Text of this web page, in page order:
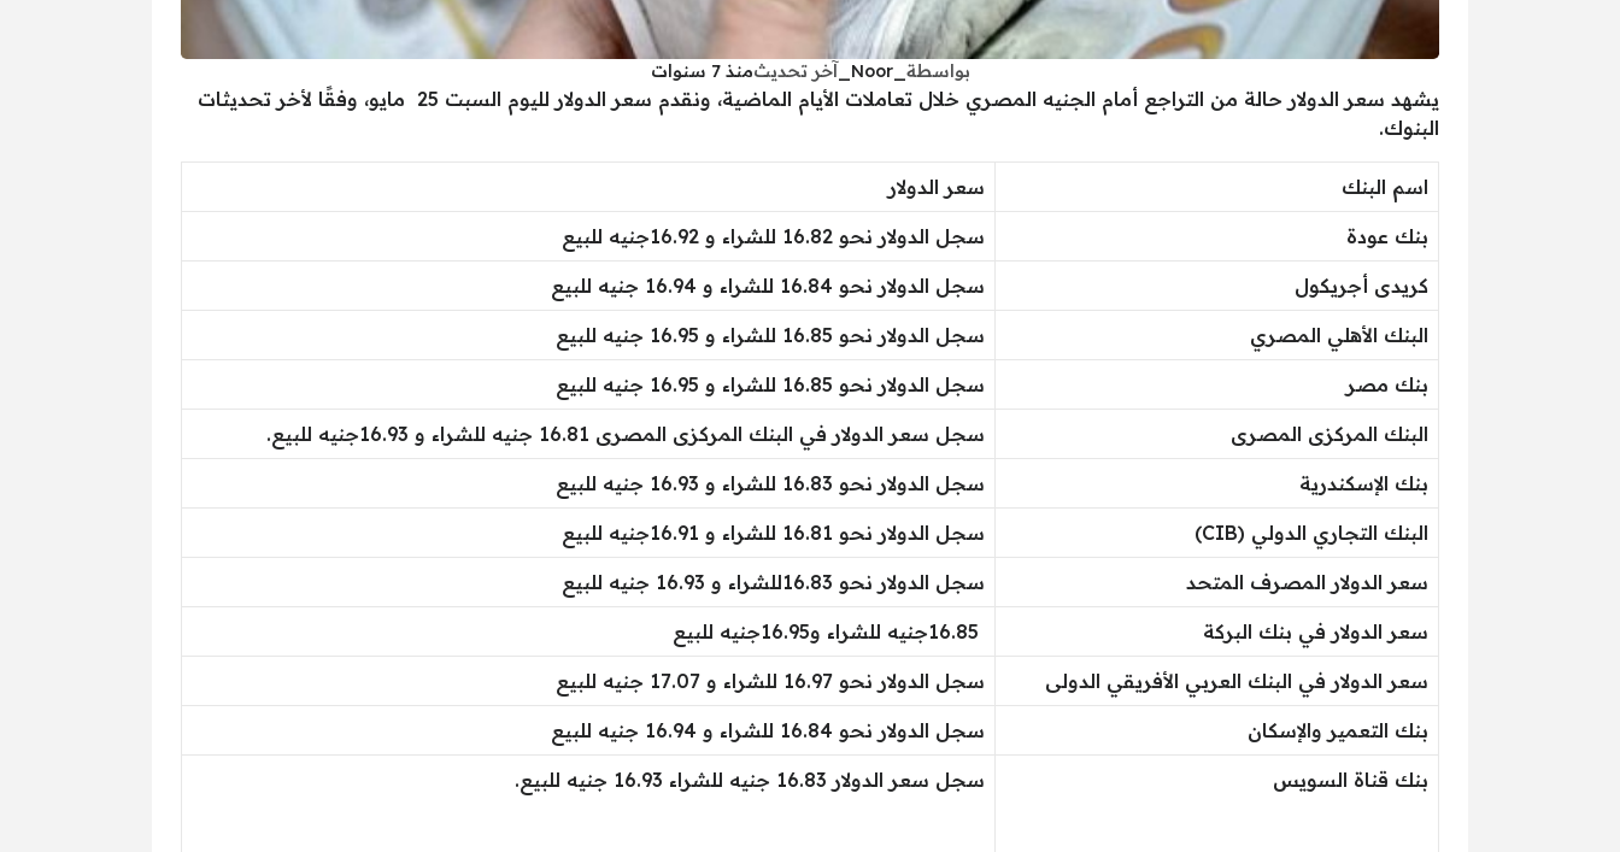
بواسطة _Noor_ آخر تحديثمنذ 7 سنوات
يشهد سعر الدولار حالة من التراجع أمام الجنيه المصري خلال تعاملات الأيام الماضية، ونقدم سعر الدولار لليوم السبت 25 مايو، وفقًا لأخر تحديثات
البنوك.
اسم البنك سعر الدولار
بنك عودة سجل الدولار نحو 16.82 للشراء و 16.92جنيه للبيع
كريدى أجريكول سجل الدولار نحو 16.84 للشراء و 16.94 جنيه للبيع
البنك الأهلي المصري سجل الدولار نحو 16.85 للشراء و 16.95 جنيه للبيع
بنك مصر سجل الدولار نحو 16.85 للشراء و 16.95 جنيه للبيع
البنك المركزى المصرى سجل سعر الدولار في البنك المركزى المصرى 16.81 جنيه للشراء و 16.93جنيه للبيع.
بنك الإسكندرية سجل الدولار نحو 16.83 للشراء و 16.93 جنيه للبيع
البنك التجاري الدولي (CIB) سجل الدولار نحو 16.81 للشراء و 16.91جنيه للبيع
سعر الدولار المصرف المتحد سجل الدولار نحو 16.83للشراء و 16.93 جنيه للبيع
سعر الدولار في بنك البركة
سعر الدولار في البنك العربي الأفريقي الدولى سجل الدولار نحو 16.97 للشراء و 17.07 جنيه للبيع
بنك التعمير والإسكان سجل الدولار نحو 16.84 للشراء و 16.94 جنيه للبيع
بنك قناة السويس سجل سعر الدولار 16.83 جنيه للشراء 16.93 جنيه للبيع.